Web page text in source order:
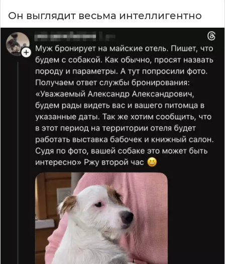
Он выглядит весьма интеллигентно